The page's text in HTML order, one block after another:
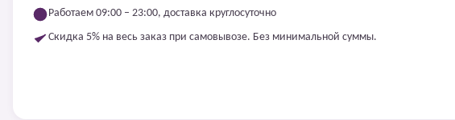
Работаем 09:00 – 23:00, доставка круглосуточно
Скидка 5% на весь заказ при самовывозе. Без минимальной суммы.